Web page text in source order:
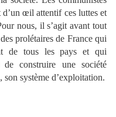
œil attentif ces luttes et
nous, il s’agit avant tout
prolétaires de France qui
de tous les pays et qui
construire une société
système d’exploitation.